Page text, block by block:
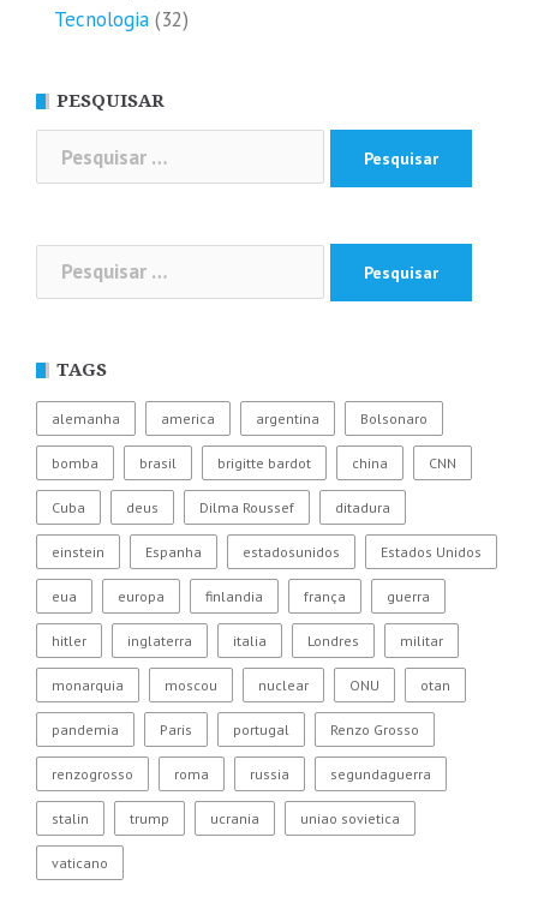
Tecnologia (32)
PESQUISAR
por:
Pesquisar
por:
TAGS
alemanha america argentina Bolsonaro
bomba brasil brigitte bardot china CNN
Cuba deus Dilma Roussef ditadura
einstein Espanha estadosunidos Estados Unidos
eua europa finlandia frança guerra
hitler inglaterra italia Londres militar
monarquia moscou nuclear ONU otan
pandemia Paris portugal Renzo Grosso
renzogrosso roma russia segundaguerra
stalin trump ucrania uniao sovietica
vaticano